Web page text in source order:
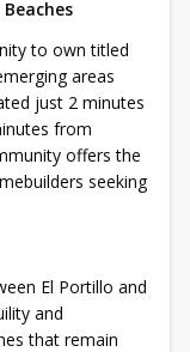
to own titled
areas
just 2 minutes
from
offers the
seeking
El Portillo and
and
that remain